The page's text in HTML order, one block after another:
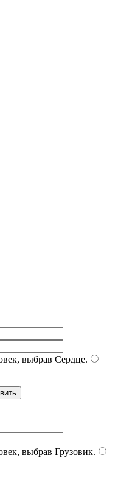
выбрав Сердце.
выбрав Грузовик.